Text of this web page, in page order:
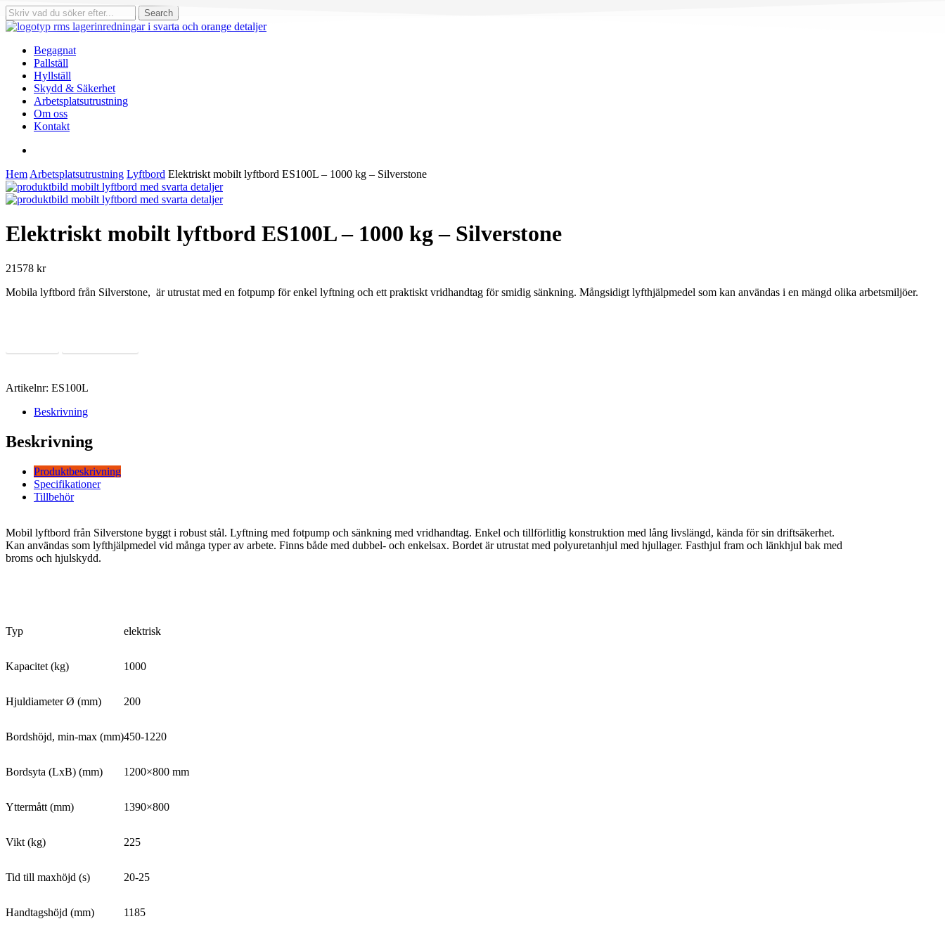
Skip
to
main
content
Search
Close
search
Menu
Begagnat
Pallställ
Hyllställ
Skydd & Säkerhet
Arbetsplatsutrustning
Om oss
Kontakt
Hem Arbetsplatsutrustning Lyftbord Elektriskt mobilt lyftbord ES100L – 1000 kg – Silverstone
Elektriskt mobilt lyftbord ES100L – 1000 kg – Silverstone
21578 kr
Mobila lyftbord från Silverstone, är utrustat med en fotpump för enkel lyftning och ett praktiskt vridhandtag för smidig sänkning. Mångsidigt lyfthjälpmedel som kan användas i en mängd olika arbetsmiljöer.
Artikelnr: ES100L
Beskrivning
Beskrivning
Produktbeskrivning
Specifikationer
Tillbehör
Mobil lyftbord från Silverstone byggt i robust stål. Lyftning med fotpump och sänkning med vridhandtag. Enkel och tillförlitlig konstruktion med lång livslängd, kända för sin driftsäkerhet.
Kan användas som lyfthjälpmedel vid många typer av arbete. Finns både med dubbel- och enkelsax. Bordet är utrustat med polyuretanhjul med hjullager. Fasthjul fram och länkhjul bak med
broms och hjulskydd.
Typ elektrisk
Kapacitet (kg) 1000
Hjuldiameter Ø (mm) 200
Bordshöjd, min-max (mm)450-1220
Bordsyta (LxB) (mm) 1200×800 mm
Yttermått (mm) 1390×800
Vikt (kg) 225
Tid till maxhöjd (s) 20-25
Handtagshöjd (mm) 1185